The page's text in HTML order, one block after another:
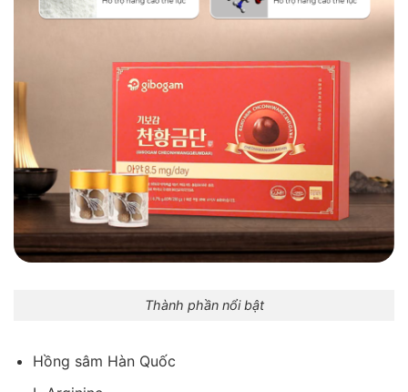
Thành phần nổi bật
Hồng sâm Hàn Quốc